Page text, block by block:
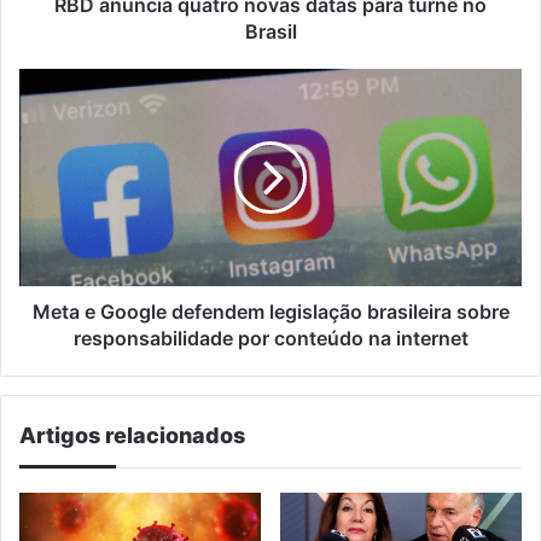
RBD anuncia quatro novas datas para turnê no
Brasil
defendem
legislação
brasileira
sobre
responsabilidade
por
conteúdo
Meta e Google defendem legislação brasileira sobre
responsabilidade por conteúdo na internet
Artigos relacionados